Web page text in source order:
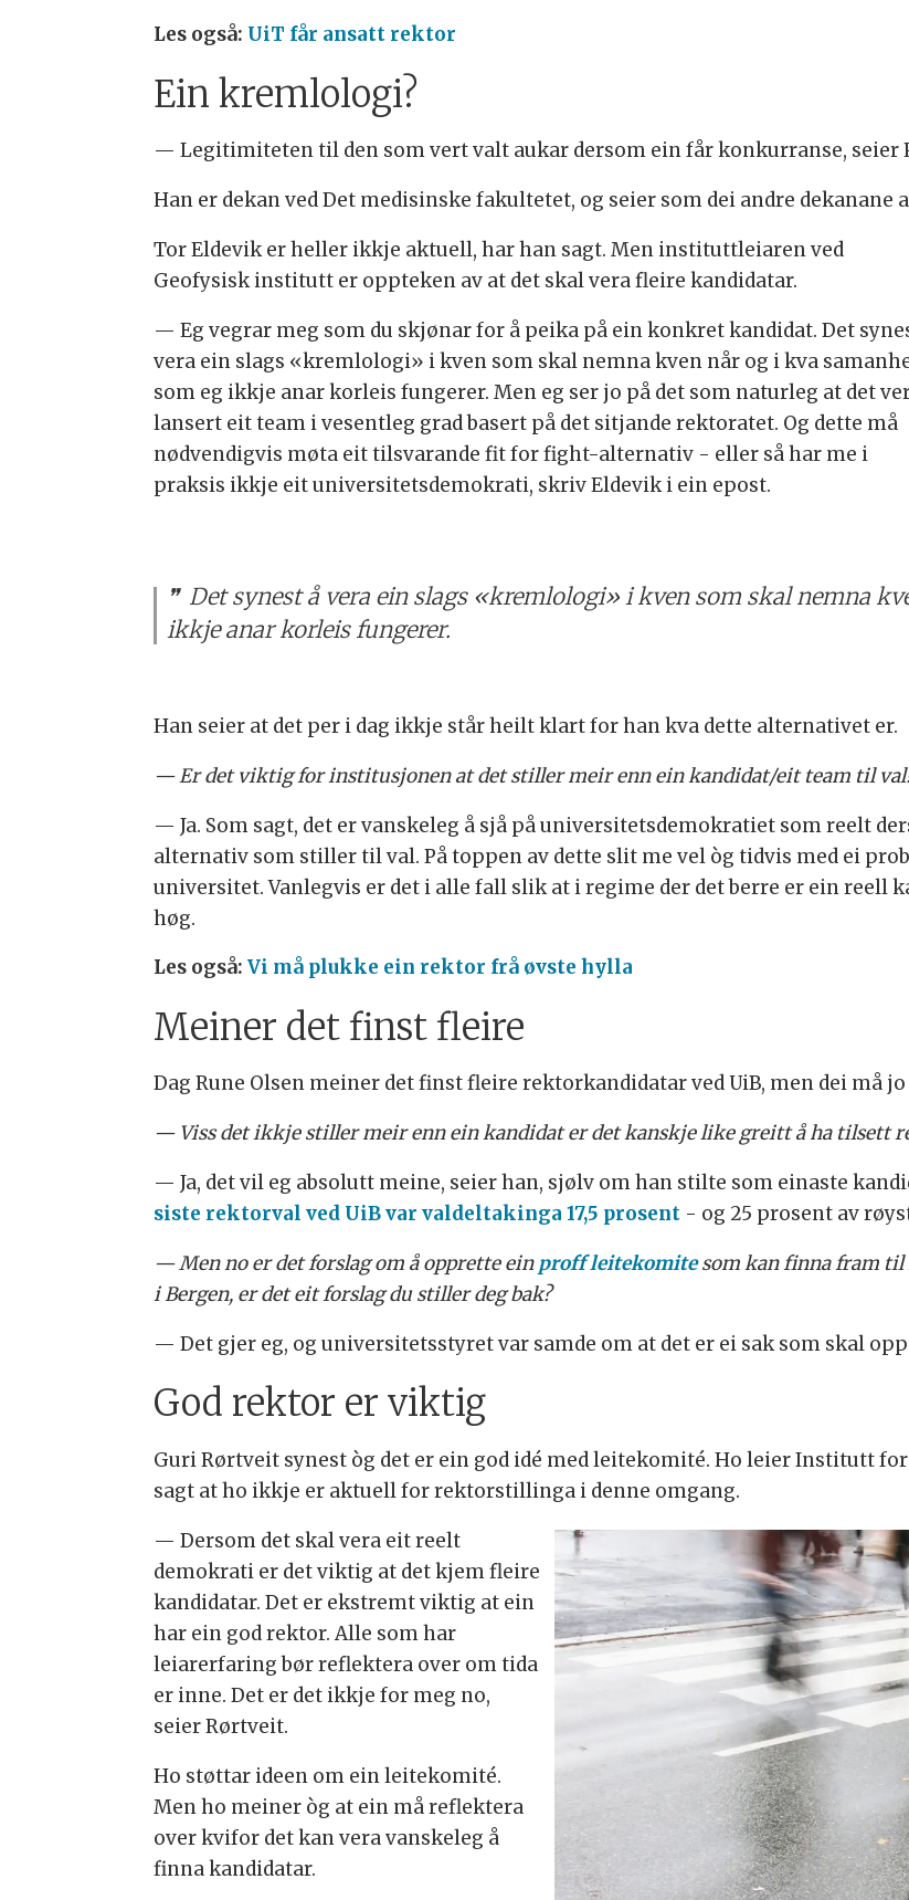
Les også: UiT får ansatt rektor
Ein kremlologi?
— Legitimiteten til den som vert valt aukar dersom ein får konkurranse, seier
Han er dekan ved Det medisinske fakultetet, og seier som dei andre
Tor Eldevik er heller ikkje aktuell, har han sagt. Men instituttleiaren ved
Geofysisk institutt er oppteken av at det skal vera fleire kandidatar.
— Eg vegrar meg som du skjønar for å peika på ein konkret kandidat. Det
vera ein slags «kremlologi» i kven som skal nemna kven når og i kva
som eg ikkje anar korleis fungerer. Men eg ser jo på det som naturleg at det
lansert eit team i vesentleg grad basert på det sitjande rektoratet. Og dette må
nødvendigvis møta eit tilsvarande fit for fight-alternativ - eller så har me i
praksis ikkje eit universitetsdemokrati, skriv Eldevik i ein epost.
Det synest å vera ein slags «kremlologi» i kven som skal nemna
ikkje anar korleis fungerer.
Han seier at det per i dag ikkje står heilt klart for han kva dette alternativet er.
— Er det viktig for institusjonen at det stiller meir enn ein kandidat/eit team til
— Ja. Som sagt, det er vanskeleg å sjå på universitetsdemokratiet som reelt
alternativ som stiller til val. På toppen av dette slit me vel òg tidvis med ei
universitet. Vanlegvis er det i alle fall slik at i regime der det berre er ein reell
høg.
Les også: Vi må plukke ein rektor frå øvste hylla
Meiner det finst fleire
Dag Rune Olsen meiner det finst fleire rektorkandidatar ved UiB, men dei må
— Viss det ikkje stiller meir enn ein kandidat er det kanskje like greitt å ha tilsett
— Ja, det vil eg absolutt meine, seier han, sjølv om han stilte som einaste
siste rektorval ved UiB var valdeltakinga 17,5 prosent - og 25 prosent av
— Men no er det forslag om å opprette einproff leitekomitesom kan finna fram til
i Bergen, er det eit forslag du stiller deg bak?
— Det gjer eg, og universitetsstyret var samde om at det er ei sak som skal
God rektor er viktig
Guri Rørtveit synest òg det er ein god idé med leitekomité. Ho leier Institutt
sagt at ho ikkje er aktuell for rektorstillinga i denne omgang.
— Dersom det skal vera eit reelt
demokrati er det viktig at det kjem fleire
kandidatar. Det er ekstremt viktig at ein
har ein god rektor. Alle som har
leiarerfaring bør reflektera over om tida
er inne. Det er det ikkje for meg no,
seier Rørtveit.
Ho støttar ideen om ein leitekomité.
Men ho meiner òg at ein må reflektera
over kvifor det kan vera vanskeleg å
finna kandidatar.